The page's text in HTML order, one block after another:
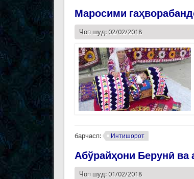
Маросими
Чоп шуд: 02/02/2018
барчасп: Интишорот
Абўрайҳони Берунӣ ва
Чоп шуд: 01/02/2018